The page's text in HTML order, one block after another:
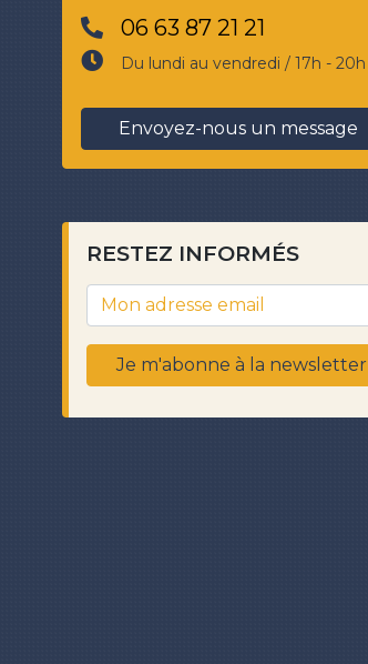
06 63 87 21 21
Du lundi au vendredi / 17h - 20h
Envoyez-nous un message
RESTEZ INFORMÉS
Je m'abonne à la newsletter